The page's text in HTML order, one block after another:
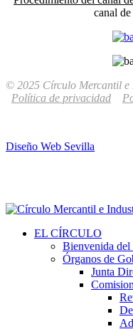
canal
© 2025 Círculo Mercantil
Política de privacidad
Diseño Web Sevilla
EL CÍRCULO
Bienvenida del
Órganos de
Junta